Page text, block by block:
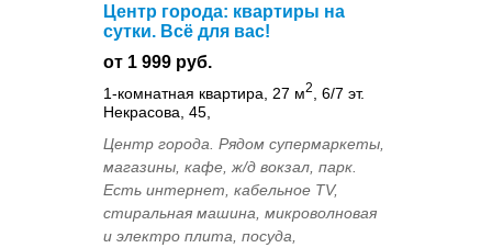
Центр города: квартиры на
сутки. Всё для вас!
от 1 999 руб.
1-комнатная квартира, 27 м2
, 6/7 эт.
Некрасова, 45,
Центр города. Рядом супермаркеты,
магазины, кафе, ж/д вокзал, парк.
Есть интернет, кабельное TV,
стиральная машина, микроволновая
и электро плита, посуда,